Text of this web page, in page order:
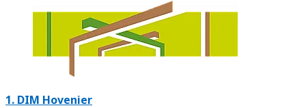
1. DIM Hovenier